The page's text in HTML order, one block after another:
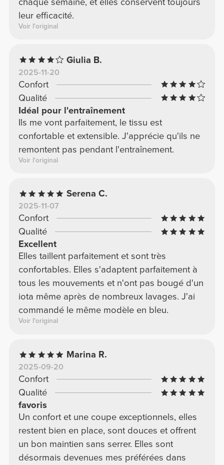
leur efficacité.
Voir l'original
Giulia B.
2025-11-20
Confort
Qualité
Idéal pour l'entraînement
Ils me vont parfaitement, le tissu est
confortable et extensible. J'apprécie qu'ils ne
remontent pas pendant l'entraînement.
Voir l'original
Serena C.
2025-11-07
Confort
Qualité
Excellent
Elles taillent parfaitement et sont très
confortables. Elles s'adaptent parfaitement à
tous les mouvements et n'ont pas bougé d'un
iota même après de nombreux lavages. J'ai
commandé le même modèle en bleu.
Voir l'original
Marina R.
2025-09-20
Confort
Qualité
favoris
Un confort et une coupe exceptionnels, elles
restent bien en place, sont douces et offrent
un bon maintien sans serrer. Elles sont
désormais devenues mes préférées dans